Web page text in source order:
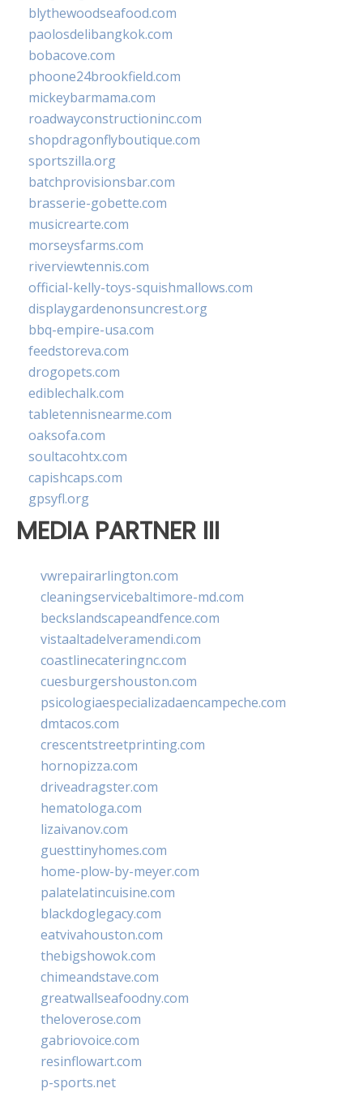
blythewoodseafood.com
paolosdelibangkok.com
bobacove.com
phoone24brookfield.com
mickeybarmama.com
roadwayconstructioninc.com
shopdragonflyboutique.com
sportszilla.org
batchprovisionsbar.com
brasserie-gobette.com
musicrearte.com
morseysfarms.com
riverviewtennis.com
official-kelly-toys-squishmallows.com
displaygardenonsuncrest.org
bbq-empire-usa.com
feedstoreva.com
drogopets.com
ediblechalk.com
tabletennisnearme.com
oaksofa.com
soultacohtx.com
capishcaps.com
gpsyfl.org
MEDIA PARTNER III
vwrepairarlington.com
cleaningservicebaltimore-md.com
beckslandscapeandfence.com
vistaaltadelveramendi.com
coastlinecateringnc.com
cuesburgershouston.com
psicologiaespecializadaencampeche.com
dmtacos.com
crescentstreetprinting.com
hornopizza.com
driveadragster.com
hematologa.com
lizaivanov.com
guesttinyhomes.com
home-plow-by-meyer.com
palatelatincuisine.com
blackdoglegacy.com
eatvivahouston.com
thebigshowok.com
chimeandstave.com
greatwallseafoodny.com
theloverose.com
gabriovoice.com
resinflowart.com
p-sports.net